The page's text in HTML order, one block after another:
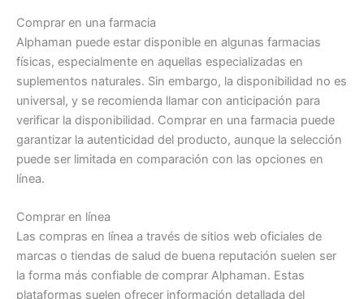
Comprar en una farmacia
Alphaman puede estar disponible en algunas farmacias
físicas, especialmente en aquellas especializadas en
suplementos naturales. Sin embargo, la disponibilidad no es
universal, y se recomienda llamar con anticipación para
verificar la disponibilidad. Comprar en una farmacia puede
garantizar la autenticidad del producto, aunque la selección
puede ser limitada en comparación con las opciones en
línea.
Comprar en línea
Las compras en línea a través de sitios web oficiales de
marcas o tiendas de salud de buena reputación suelen ser
la forma más confiable de comprar Alphaman. Estas
plataformas suelen ofrecer información detallada del